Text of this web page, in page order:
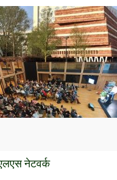
नेटवर्क